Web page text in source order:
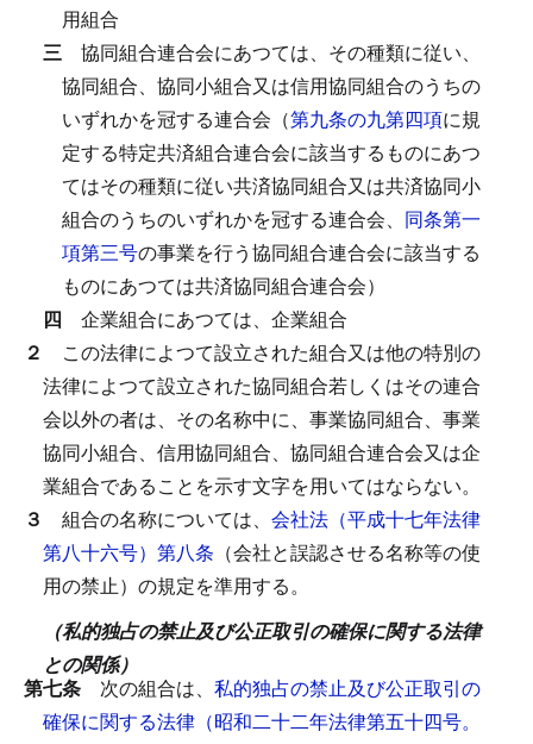
用組合
三 協同組合連合会にあつては、その種類に従い、
協同組合、協同小組合又は信用協同組合のうちの
いずれかを冠する連合会（第九条の九第四項に規
定する特定共済組合連合会に該当するものにあつ
てはその種類に従い共済協同組合又は共済協同小
組合のうちのいずれかを冠する連合会、 同条第一
項第三号の事業を行う協同組合連合会に該当する
ものにあつては共済協同組合連合会）
四 企業組合にあつては、企業組合
２ この法律によつて設立された組合又は他の特別の
法律によつて設立された協同組合若しくはその連合
会以外の者は、その名称中に、事業協同組合、事業
協同小組合、信用協同組合、協同組合連合会又は企
業組合であることを示す文字を用いてはならない。
３ 組合の名称については、 会社法（平成十七年法律
第八十六号）第八条 （会社と誤認させる名称等の使
用の禁止）の規定を準用する。
（私的独占の禁止及び公正取引の確保に関する法律
との関係）
第七条 次の組合は、 私的独占の禁止及び公正取引の
確保に関する法律（昭和二十二年法律第五十四号。